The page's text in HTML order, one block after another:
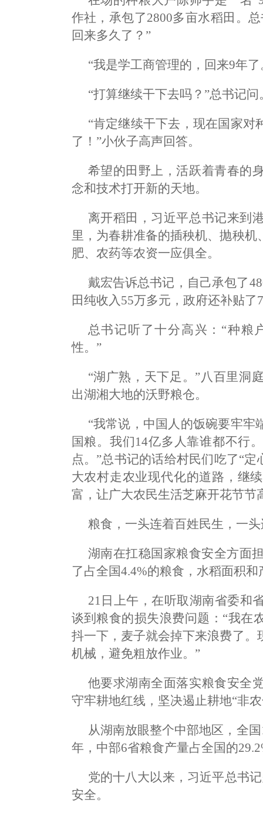
作社，承包了2800多亩水稻田。
回来多久了？”
“我是学工商管理的，回来9年了
“打算继续干下去吗？”总书记问
“肯定继续干下去，现在国家
了！”小伙子高声回答。
希望的田野上，活跃着青春的
念和技术打开新的天地。
离开稻田，习近平总书记来到
里，为春耕准备的插秧机、抛秧
肥、农药等农资一应俱全。
戴宏告诉总书记，自己承包了
田纯收入55万多元，政府还补贴了
总书记听了十分高兴：“种粮
性。”
“湖广熟，天下足。”八百里洞
出湖湘大地的沃野粮仓。
“我常说，中国人的饭碗要牢
国粮。我们14亿多人靠谁都不行
点。”总书记的话给村民们吃了“
大农村走农业现代化的道路，继
富，让广大农民生活芝麻开花节节
粮食，一头连着百姓民生，一
湖南在扛稳国家粮食安全方面
了占全国4.4%的粮食，水稻面积
21日上午，在听取湖南省委和
谈到粮食的损失浪费问题：“我在
抖一下，麦子就会掉下来浪费了
机械，避免粗放作业。”
他要求湖南全面落实粮食安全
守牢耕地红线，坚决遏止耕地“非
从湖南放眼整个中部地区，全
年，中部6省粮食产量占全国的
党的十八大以来，习近平总书
安全。